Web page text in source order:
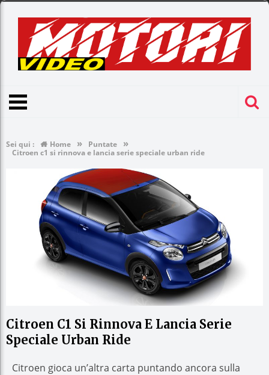
Sei qui : Home » Puntate »
Citroen c1 si rinnova e lancia serie speciale urban ride
Citroen C1 Si Rinnova E Lancia Serie
Speciale Urban Ride
Citroen gioca un’altra carta puntando ancora sulla